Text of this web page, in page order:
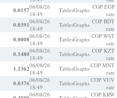
0.015706/08/26
18:49
TablesGraphs COP EGP
rate
0.039106/08/26
18:49
TablesGraphs COP BDT
rate
0.000806/08/26
18:49
TablesGraphs COP WST
rate
0.148006/08/26
18:49
TablesGraphs COP KZT
rate
1.136206/08/26
18:49
TablesGraphsCOP MNT
rate
0.037606/08/26
18:49
TablesGraphs COP VUV
rate
06/08/26 COP KRW